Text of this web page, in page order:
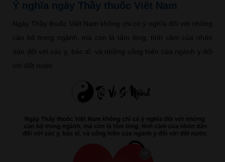
Ý nghĩa ngày Thầy thuốc Việt Nam
Ngày Thầy thuốc Việt Nam không chỉ có ý nghĩa đối với những
cán bộ trong ngành, mà còn là tấm lòng, tình cảm của nhân
dân đối với các y, bác sĩ, và những cống hiến của ngành y đối
vời đất nước.